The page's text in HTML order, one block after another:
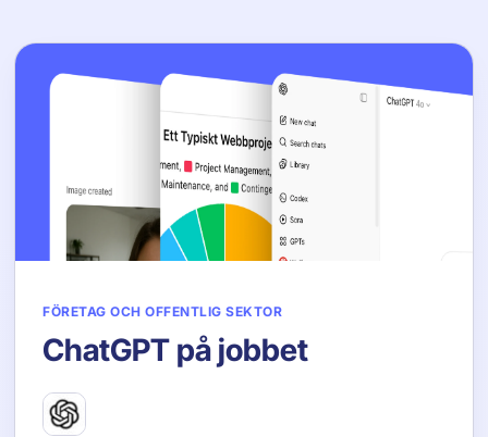
FÖRETAG OCH OFFENTLIG SEKTOR
ChatGPT på jobbet